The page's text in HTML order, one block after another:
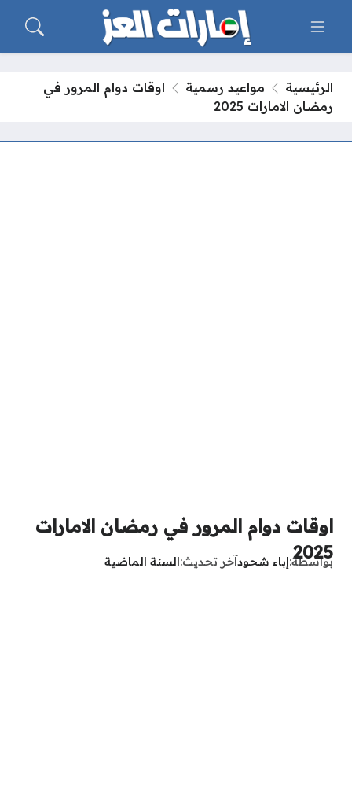
الرئيسية مواعيد رسمية
اوقات دوام المرور في
رمضان الامارات 2025
اوقات دوام المرور في رمضان الامارات
2025
بواسطة إباء شحودآخر تحديث السنة الماضية